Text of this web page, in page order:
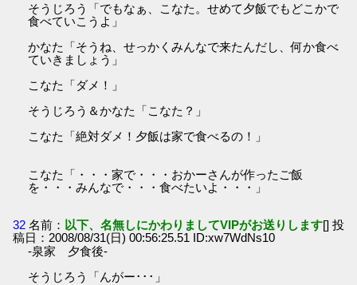
そうじろう「でもなぁ、こなた。せめて夕飯でもどこかで
食べていこうよ」
かなた「そうね、せっかくみんなで来たんだし、何か食べ
ていきましょう」
こなた「ダメ！」
そうじろう＆かなた「こなた？」
こなた「絶対ダメ！夕飯は家で食べるの！」
こなた「・・・家で・・・おかーさんが作ったご飯
を・・・みんなで・・・食べたいよ・・・」
32 名前： 以下、名無しにかわりましてVIPがお送りします[] 投
稿日：2008/08/31(日) 00:56:25.51 ID:xw7WdNs10
-泉家 夕食後-
そうじろう「んがー･･･」